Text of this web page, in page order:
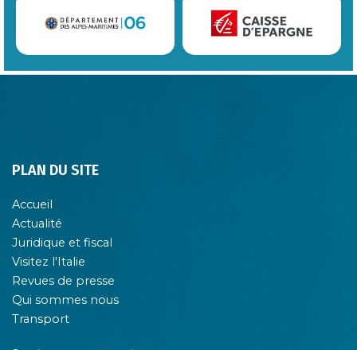
PLAN DU SITE
Accueil
Actualité
Juridique et fiscal
Visitez l'Italie
Revues de presse
Qui sommes nous
Transport